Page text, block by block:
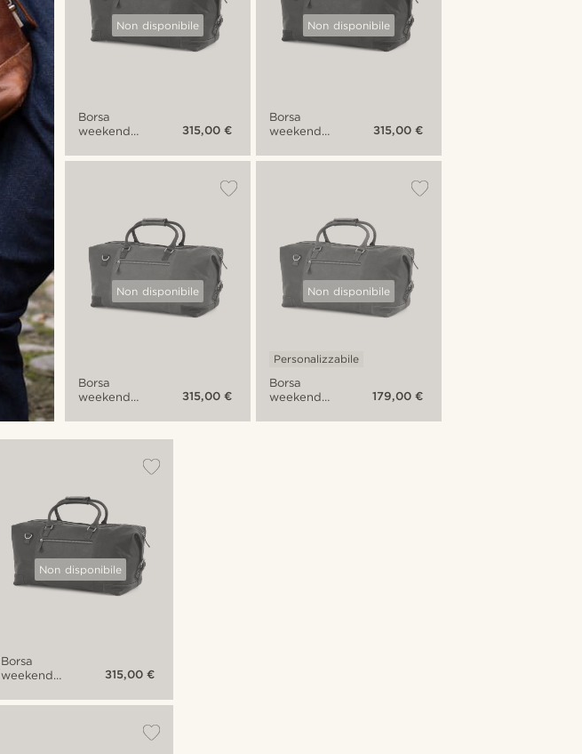
Non disponibile
Borsa
weekend
nera e
315,00 €
Non disponibile
Borsa
weekend
bicolore
marrone
315,00 €
Non disponibile
Borsa
weekend
marrone e
315,00 €
Non disponibile
Borsa
weekend
marrone
Personalizzabile
179,00 €
Non disponibile
Borsa
weekend
nera e
315,00 €